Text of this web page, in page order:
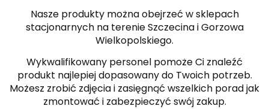
Nasze produkty można obejrzeć w sklepach
stacjonarnych na terenie Szczecina i Gorzowa
Wielkopolskiego.
Wykwalifikowany personel pomoże Ci znaleźć
produkt najlepiej dopasowany do Twoich potrzeb.
Możesz zrobić zdjęcia i zasięgnąć wszelkich porad jak
zmontować i zabezpieczyć swój zakup.